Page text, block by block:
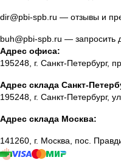
dir@pbi-spb.ru — отзывы и
buh@pbi-spb.ru — запросить
Адрес офиса:
195248, г. Санкт-Петербург,
Адрес склада Санкт-
195248, г. Санкт-Петербург,
Адрес склада Москва:
141260, г. Москва, пос.